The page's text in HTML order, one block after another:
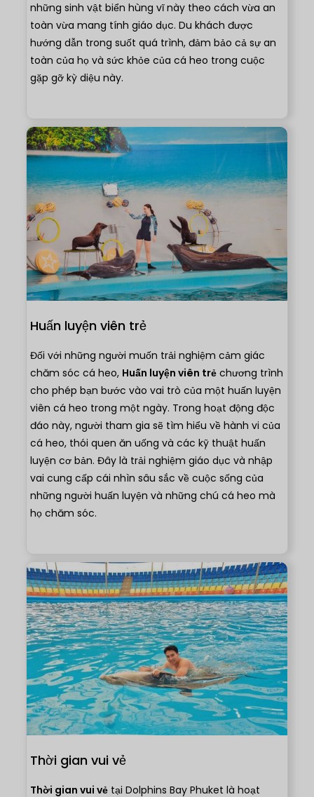
những sinh vật biển hùng vĩ này theo cách vừa an
toàn vừa mang tính giáo dục. Du khách được
hướng dẫn trong suốt quá trình, đảm bảo cả sự an
toàn của họ và sức khỏe của cá heo trong cuộc
gặp gỡ kỳ diệu này.
Huấn luyện viên trẻ
Đối với những người muốn trải nghiệm cảm giác
chăm sóc cá heo, Huấn luyện viên trẻ chương trình
cho phép bạn bước vào vai trò của một huấn luyện
viên cá heo trong một ngày. Trong hoạt động độc
đáo này, người tham gia sẽ tìm hiểu về hành vi của
cá heo, thói quen ăn uống và các kỹ thuật huấn
luyện cơ bản. Đây là trải nghiệm giáo dục và nhập
vai cung cấp cái nhìn sâu sắc về cuộc sống của
những người huấn luyện và những chú cá heo mà
họ chăm sóc.
Thời gian vui vẻ
Thời gian vui vẻ tại Dolphins Bay Phuket là hoạt